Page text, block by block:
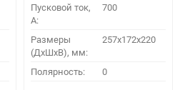
Пусковой ток,
A:
700
Размеры
(ДхШхВ), мм:
257x172x220
Полярность: 0